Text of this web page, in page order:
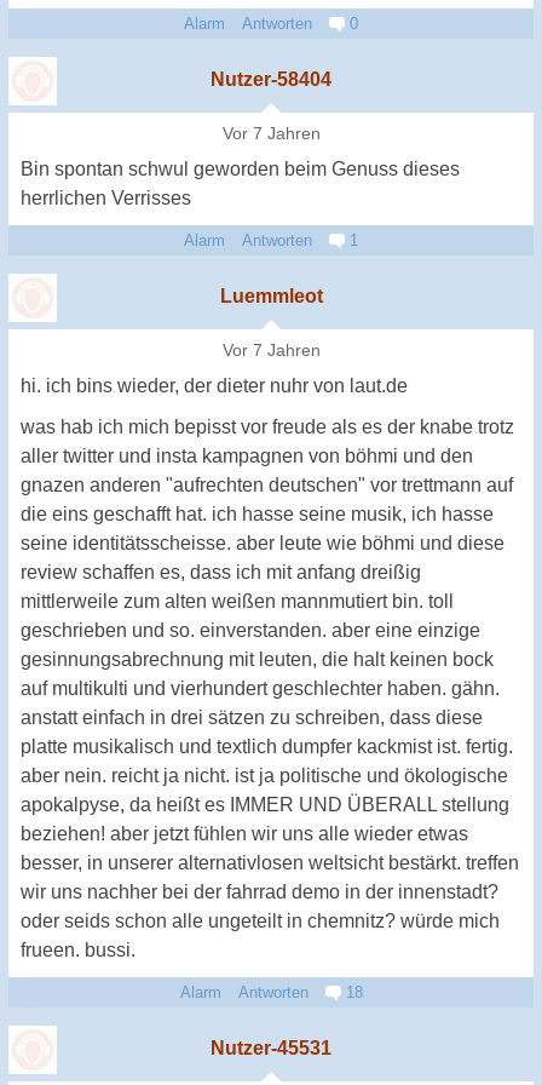
Alarm Antworten 0
Nutzer-58404
Vor 7 Jahren
Bin spontan schwul geworden beim Genuss dieses
herrlichen Verrisses
Alarm Antworten 1
Luemmleot
Vor 7 Jahren
hi. ich bins wieder, der dieter nuhr von laut.de
was hab ich mich bepisst vor freude als es der knabe trotz
aller twitter und insta kampagnen von böhmi und den
gnazen anderen "aufrechten deutschen" vor trettmann auf
die eins geschafft hat. ich hasse seine musik, ich hasse
seine identitätsscheisse. aber leute wie böhmi und diese
review schaffen es, dass ich mit anfang dreißig
mittlerweile zum alten weißen mannmutiert bin. toll
geschrieben und so. einverstanden. aber eine einzige
gesinnungsabrechnung mit leuten, die halt keinen bock
auf multikulti und vierhundert geschlechter haben. gähn.
anstatt einfach in drei sätzen zu schreiben, dass diese
platte musikalisch und textlich dumpfer kackmist ist. fertig.
aber nein. reicht ja nicht. ist ja politische und ökologische
apokalpyse, da heißt es IMMER UND ÜBERALL stellung
beziehen! aber jetzt fühlen wir uns alle wieder etwas
besser, in unserer alternativlosen weltsicht bestärkt. treffen
wir uns nachher bei der fahrrad demo in der innenstadt?
oder seids schon alle ungeteilt in chemnitz? würde mich
frueen. bussi.
Alarm Antworten 18
Nutzer-45531